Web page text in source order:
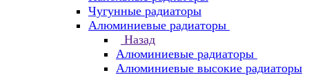
Чугунные радиаторы
Алюминиевые радиаторы
Назад
Алюминиевые радиаторы
Алюминиевые высокие радиаторы